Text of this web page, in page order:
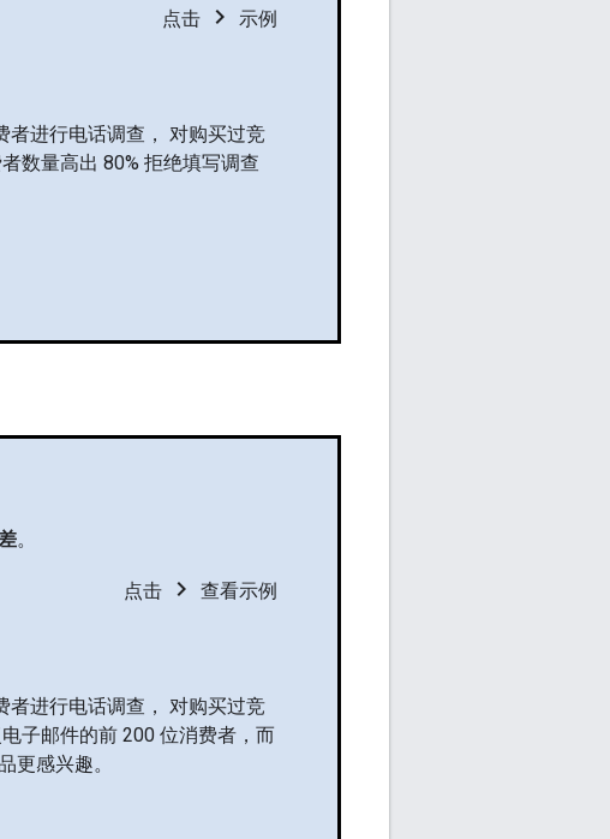
点击 chevron_right 示例
进行电话调查， 对购买过竞
数量高出 80% 拒绝填写调查
。
点击 chevron_right 查看示例
进行电话调查， 对购买过竞
子邮件的前 200 位消费者，而
更感兴趣。